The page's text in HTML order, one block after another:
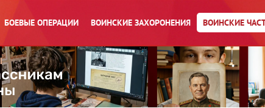
БОЕВЫЕ ОПЕРАЦИИ ВОИНСКИЕ ЗАХОРОНЕНИЯ ВОИНСКИЕ